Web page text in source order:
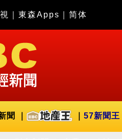
東森Apps 简体
聞 57新聞王